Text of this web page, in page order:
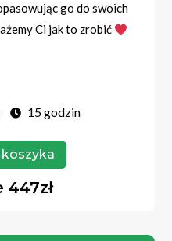
go do swoich
Ci jak to zrobić
15 godzin
447zł